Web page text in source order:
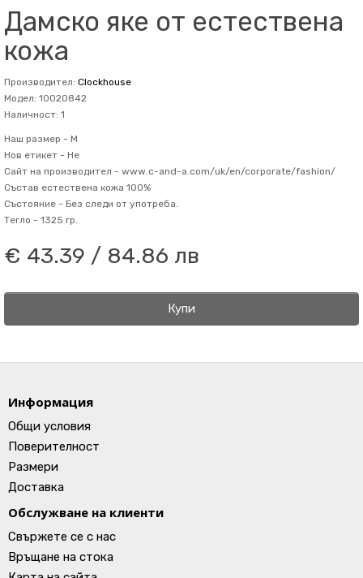
Дамско яке от естествена
кожа
Производител: Clockhouse
Модел: 10020842
Наличност: 1
Наш размер - M
Нов етикет - Не
Сайт на производител - www.c-and-a.com/uk/en/corporate/fashion/
Състав естествена кожа 100%
Състояние - Без следи от употреба.
Тегло - 1325 гр.
€ 43.39 / 84.86 лв
Купи
Информация
Общи условия
Поверителност
Размери
Доставка
Обслужване на клиенти
Свържете се с нас
Връщане на стока